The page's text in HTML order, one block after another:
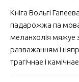
Кніга Вольгі
падарожжа па
меланхолія мяжуе
разважанням і
трагічнае і